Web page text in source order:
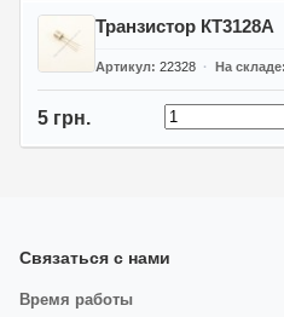
Транзистор КТ3128А
Артикул 22328 На складе
5 грн.
Связаться с нами
Время работы